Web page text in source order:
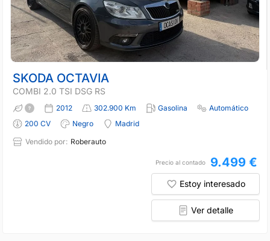
SKODA OCTAVIA
COMBI 2.0 TSI DSG RS
2012 302.900 Km Gasolina
Automático
200 CV
Negro
Madrid
Vendido por: Roberauto
Precio al contado 9.499 €
Estoy interesado
Ver detalle